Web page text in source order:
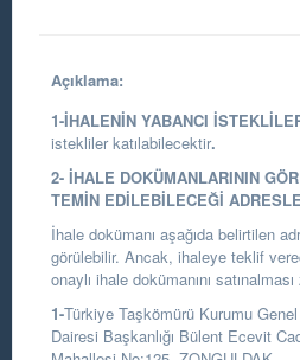
Açıklama:
1-İHALENİN YABANCI
istekliler katılabilecektir.
2- İHALE DOKÜMANLARININ
TEMİN EDİLEBİLECEĞİ
İhale dokümanı aşağıda belirtilen
görülebilir. Ancak, ihaleye teklif
onaylı ihale dokümanını
1-Türkiye Taşkömürü Kurumu
Dairesi Başkanlığı Bülent Ecevit